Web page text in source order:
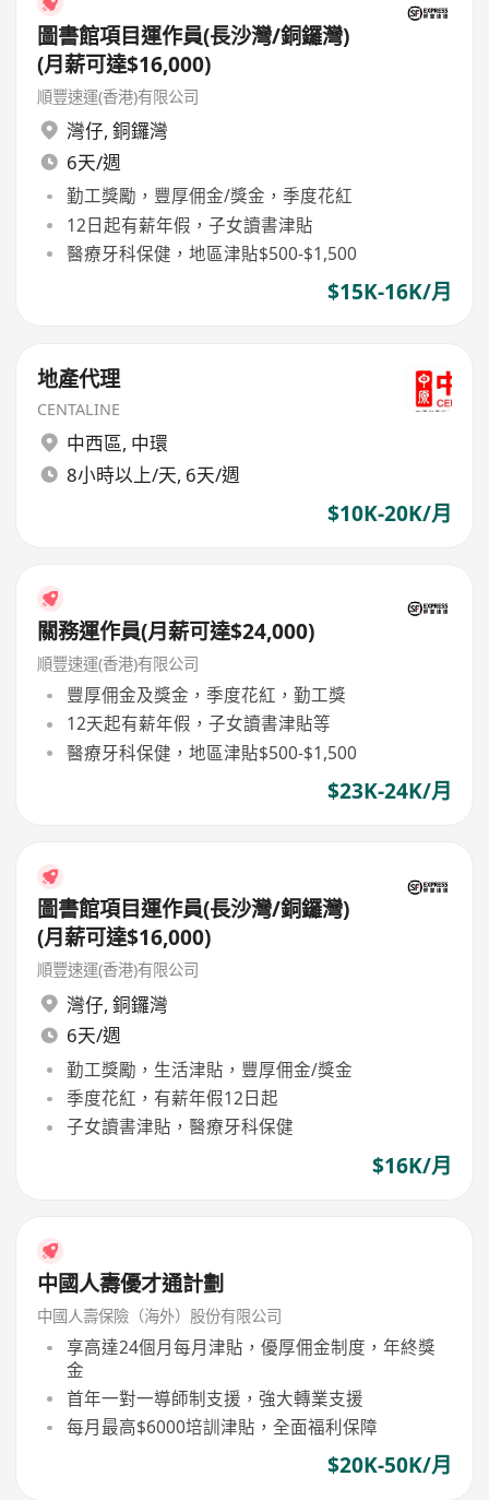
圖書館項目運作員(長沙灣/銅鑼灣)
(月薪可達$16,000)
順豐速運(香港)有限公司
灣仔, 銅鑼灣
6天/週
勤工獎勵，豐厚佣金/獎金，季度花紅
12日起有薪年假，子女讀書津貼
醫療牙科保健，地區津貼$500-$1,500
$15K-16K/月
地產代理
CENTALINE
中西區, 中環
8小時以上/天, 6天/週
$10K-20K/月
關務運作員(月薪可達$24,000)
順豐速運(香港)有限公司
豐厚佣金及獎金，季度花紅，勤工獎
12天起有薪年假，子女讀書津貼等
醫療牙科保健，地區津貼$500-$1,500
$23K-24K/月
圖書館項目運作員(長沙灣/銅鑼灣)
(月薪可達$16,000)
順豐速運(香港)有限公司
灣仔, 銅鑼灣
6天/週
勤工獎勵，生活津貼，豐厚佣金/獎金
季度花紅，有薪年假12日起
子女讀書津貼，醫療牙科保健
$16K/月
中國人壽優才通計劃
中國人壽保險（海外）股份有限公司
享高達24個月每月津貼，優厚佣金制度，年終獎
金
首年一對一導師制支援，強大轉業支援
每月最高$6000培訓津貼，全面福利保障
$20K-50K/月